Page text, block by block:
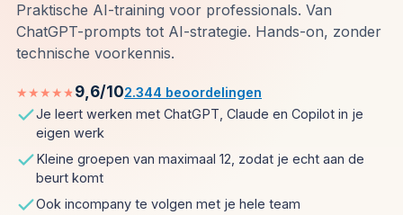
Praktische AI-training voor professionals. Van
ChatGPT-prompts tot AI-strategie. Hands-on, zonder
technische voorkennis.
★★★★★ 9,6/102.344 beoordelingen
Je leert werken met ChatGPT, Claude en Copilot in je
eigen werk
Kleine groepen van maximaal 12, zodat je echt aan de
beurt komt
Ook incompany te volgen met je hele team